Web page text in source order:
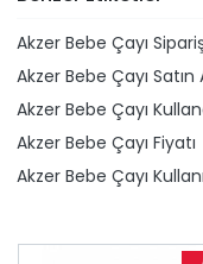
Akzer Bebe Çayı
Akzer Bebe Çayı Satın
Akzer Bebe Çayı
Akzer Bebe Çayı Fiyatı
Akzer Bebe Çayı